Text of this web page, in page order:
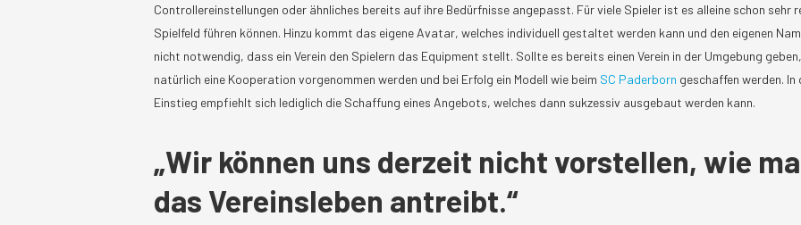
Controllereinstellungen oder ähnliches bereits auf ihre Bedürfnisse angepasst. Für viele Spieler ist es alleine schon sehr
Spielfeld führen können. Hinzu kommt das eigene Avatar, welches individuell gestaltet werden kann und den eigenen
nicht notwendig, dass ein Verein den Spielern das Equipment stellt. Sollte es bereits einen Verein in der Umgebung
natürlich eine Kooperation vorgenommen werden und bei Erfolg ein Modell wie beim SC Paderborn geschaffen werden.
Einstieg empfiehlt sich lediglich die Schaffung eines Angebots, welches dann sukzessiv ausgebaut werden kann.
„Wir können uns derzeit nicht vorstellen, wie
das Vereinsleben antreibt.“